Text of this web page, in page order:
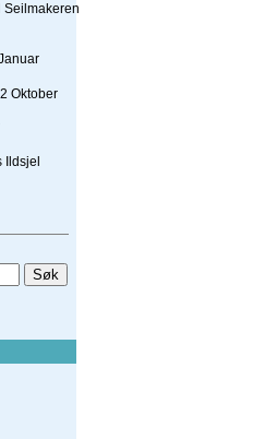
Seilmakeren
Oktober
Ildsjel